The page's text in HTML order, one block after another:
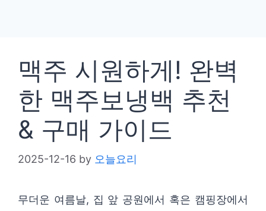
맥주 시원하게! 완벽
한 맥주보냉백 추천
& 구매 가이드
2025-12-16 by 오늘요리
무더운 여름날, 집 앞 공원에서 혹은 캠핑장에서